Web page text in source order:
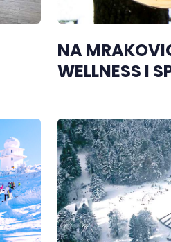
NA
WELLNESS I